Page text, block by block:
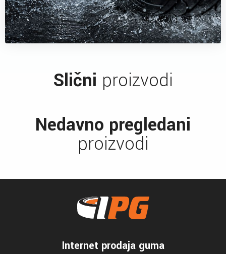
Slični proizvodi
Nedavno pregledani
proizvodi
Internet prodaja guma